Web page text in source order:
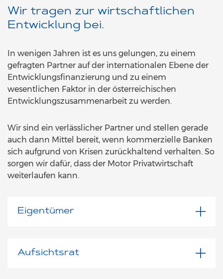
Wir tragen zur wirtschaftlichen
Entwicklung bei.
In wenigen Jahren ist es uns gelungen, zu einem
gefragten Partner auf der internationalen Ebene der
Entwicklungsfinanzierung und zu einem
wesentlichen Faktor in der österreichischen
Entwicklungszusammenarbeit zu werden.
Wir sind ein verlässlicher Partner und stellen gerade
auch dann Mittel bereit, wenn kommerzielle Banken
sich aufgrund von Krisen zurückhaltend verhalten. So
sorgen wir dafür, dass der Motor Privatwirtschaft
weiterlaufen kann.
Eigentümer
Aufsichtsrat